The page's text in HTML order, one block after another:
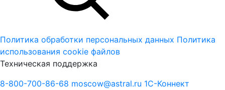
Политика обработки персональных данных Политика
использования cookie файлов
Техническая поддержка
8-800-700-86-68 moscow@astral.ru 1С-Коннект